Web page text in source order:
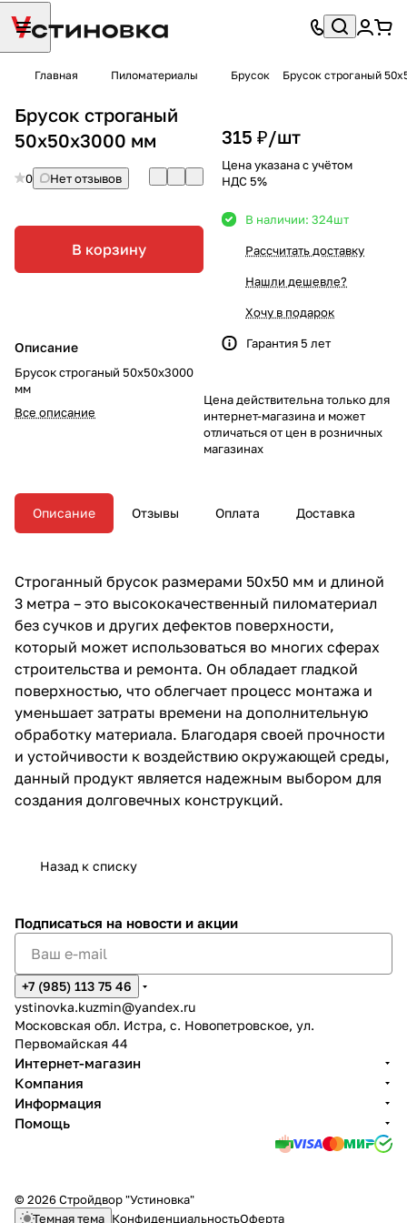
Главная Пиломатериалы Брусок Брусок строганый
Брусок строганый
50х50х3000 мм
0 Нет отзывов
В корзину
Описание
Брусок строганый 50х50х3000
мм
Все описание
315 ₽/шт
Цена указана с учётом
НДС 5%
В наличии: 324шт
Рассчитать доставку
Нашли дешевле?
Хочу в подарок
Гарантия 5 лет
Цена действительна только для
интернет-магазина и может
отличаться от цен в розничных
магазинах
Описание Отзывы Оплата Доставка
Строганный брусок размерами 50х50 мм и длиной
3 метра – это высококачественный пиломатериал
без сучков и других дефектов поверхности,
который может использоваться во многих сферах
строительства и ремонта. Он обладает гладкой
поверхностью, что облегчает процесс монтажа и
уменьшает затраты времени на дополнительную
обработку материала. Благодаря своей прочности
и устойчивости к воздействию окружающей среды,
данный продукт является надежным выбором для
создания долговечных конструкций.
Назад к списку
Подписаться на новости и акции
+7 (985) 113 75 46
ystinovka.kuzmin@yandex.ru
Московская обл. Истра, с. Новопетровское, ул.
Первомайская 44
Интернет-магазин
Компания
Информация
Помощь
© 2026 Стройдвор "Устиновка"
Темная тема КонфиденциальностьОферта